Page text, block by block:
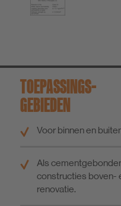
TOEPASSINGS­
GEBIEDEN
Voor binnen en
Als
constructies boven-
renovatie.